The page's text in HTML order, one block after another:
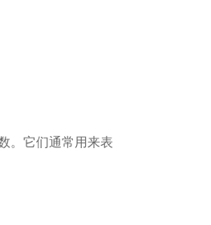
。它们通常用来表